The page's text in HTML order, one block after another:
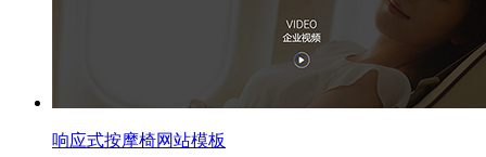
响应式按摩椅网站模板